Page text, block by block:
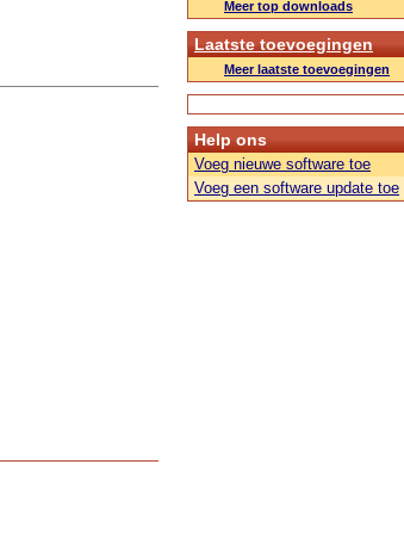
Meer top downloads
Laatste toevoegingen
Meer laatste toevoegingen
Help ons
Voeg nieuwe software toe
Voeg een software update toe